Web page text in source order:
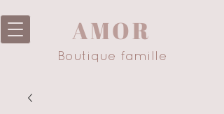
AMOR
Boutique famille